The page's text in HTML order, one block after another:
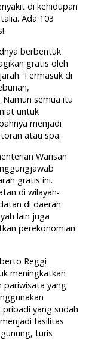
di kehidupan
Ada 103
berbentuk
gratis oleh
Termasuk di
semua itu
untuk
menjadi
atau spa.
Warisan
gratis ini.
di wilayah-
di daerah
lain juga
perekonomian
Reggi
meningkatkan
pariwisata yang
yang sudah
fasilitas
turis